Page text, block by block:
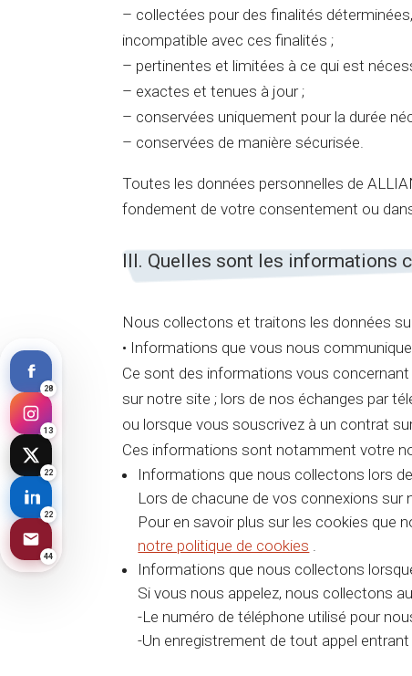
– collectées pour des finalités
incompatible avec ces finalités ;
– pertinentes et limitées à ce qui est
– exactes et tenues à jour ;
– conservées uniquement pour la durée
– conservées de manière sécurisée.
Toutes les données personnelles de
fondement de votre consentement ou
III. Quelles sont les informations
Nous collectons et traitons les données
• Informations que vous nous
Ce sont des informations vous
sur notre site ; lors de nos échanges par
ou lorsque vous souscrivez à un contrat
Ces informations sont notamment votre
Informations que nous collectons lors
Lors de chacune de vos connexions
Pour en savoir plus sur les cookies que
notre politique de cookies .
Informations que nous collectons
Si vous nous appelez, nous collectons
-Le numéro de téléphone utilisé pour
-Un enregistrement de tout appel
28
13
22
22
44